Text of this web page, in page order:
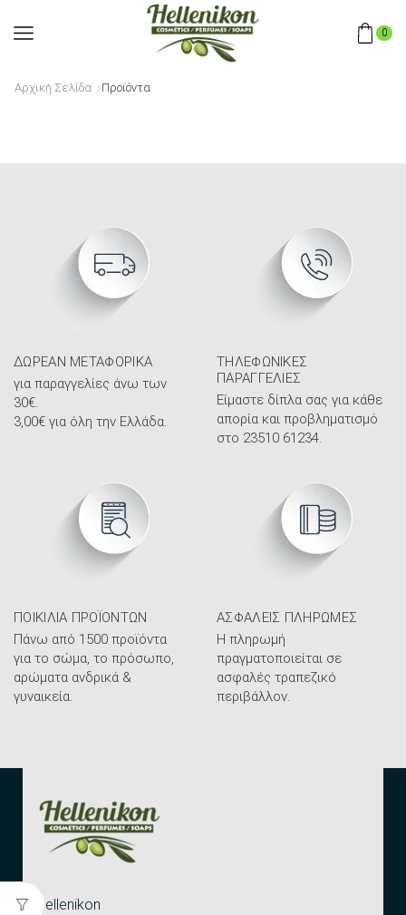
0
Αρχική Σελίδα Προϊόντα
ΔΩΡΕΆΝ ΜΕΤΑΦΟΡΙΚΆ
για παραγγελίες άνω των
30€.
3,00€ για όλη την Ελλάδα.
ΤΗΛΕΦΩΝΙΚΈΣ
ΠΑΡΑΓΓΕΛΊΕΣ
Είμαστε δίπλα σας για κάθε
απορία και προβληματισμό
στο 23510 61234.
ΠΟΙΚΙΛΊΑ ΠΡΟΪΌΝΤΩΝ
Πάνω από 1500 προϊόντα
για το σώμα, το πρόσωπο,
αρώματα ανδρικά &
γυναικεία.
ΑΣΦΑΛΕΊΣ ΠΛΗΡΩΜΈΣ
Η πληρωμή
πραγματοποιείται σε
ασφαλές τραπεζικό
περιβάλλον.
Hellenikon